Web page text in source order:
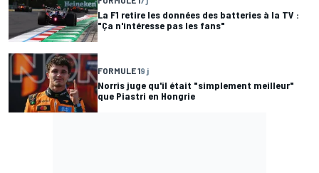
La F1 retire les données des batteries à la TV :
"Ça n'intéresse pas les fans"
FORMULE 19 j
Norris juge qu'il était "simplement meilleur"
que Piastri en Hongrie